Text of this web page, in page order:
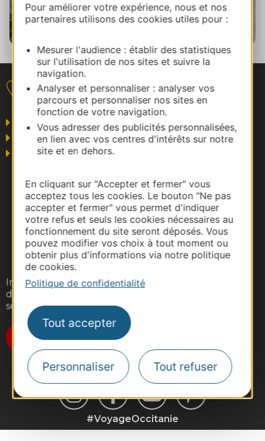
Pour améliorer votre expérience, nous et nos
partenaires utilisons des cookies utiles pour :
Mesurer l'audience : établir des statistiques
sur l'utilisation de nos sites et suivre la
navigation.
Analyser et personnaliser : analyser vos
parcours et personnaliser nos sites en
fonction de votre navigation.
Vous adresser des publicités personnalisées,
en lien avec vos centres d'intérêts sur notre
site et en dehors.
En cliquant sur "Accepter et fermer" vous
acceptez tous les cookies. Le bouton "Ne pas
accepter et fermer" vous permet d'indiquer
votre refus et seuls les cookies nécessaires au
fonctionnement du site seront déposés. Vous
pouvez modifier vos choix à tout moment ou
obtenir plus d'informations via notre politique
de cookies.
Politique de confidentialité
Tout accepter
Personnaliser Tout refuser
Carcassonne©avionesenpapel
Nous contacter
Grand public
Business/Mice
Pros du tourisme
Inscrivez-vous gratuitement à notre lettre
d'information pour recevoir nos suggestions de
séjours, de visites et de sorties.
Je m'abonne
#VoyageOccitanie